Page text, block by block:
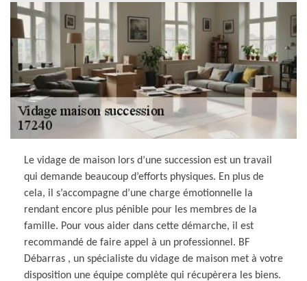
Le vidage de maison lors d’une succession est un travail
qui demande beaucoup d’efforts physiques. En plus de
cela, il s’accompagne d’une charge émotionnelle la
rendant encore plus pénible pour les membres de la
famille. Pour vous aider dans cette démarche, il est
recommandé de faire appel à un professionnel. BF
Débarras , un spécialiste du vidage de maison met à votre
disposition une équipe complète qui récupèrera les biens.